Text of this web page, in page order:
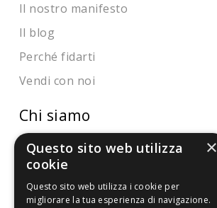
Il nostro manifesto
Il blog
Perché fidarti
Vendi con noi
Chi siamo
Chi Siamo
Sostegno e riconoscimenti
×
Questo sito web utilizza
cookie
Questo sito web utilizza i cookie per
migliorare la tua esperienza di navigazione.